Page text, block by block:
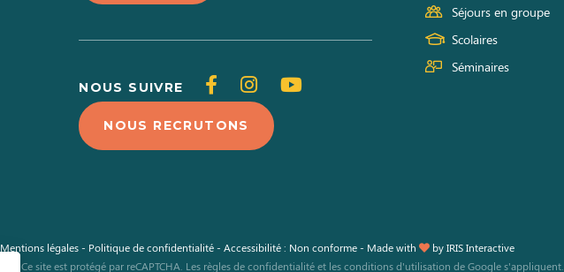
NOUS SUIVRE
Suivez-
nous
sur
Suivez-
nous
sur
Suivez-
NOUS RECRUTONS
Séjours en groupe
Scolaires
Séminaires
Mentions légales- Politique de confidentialité- Accessibilité : Non conforme- Made with byIRIS Interactive
Ce site est protégé par reCAPTCHA. Les règles de confidentialitéet lesconditions d'utilisation de Google s'appliquent.